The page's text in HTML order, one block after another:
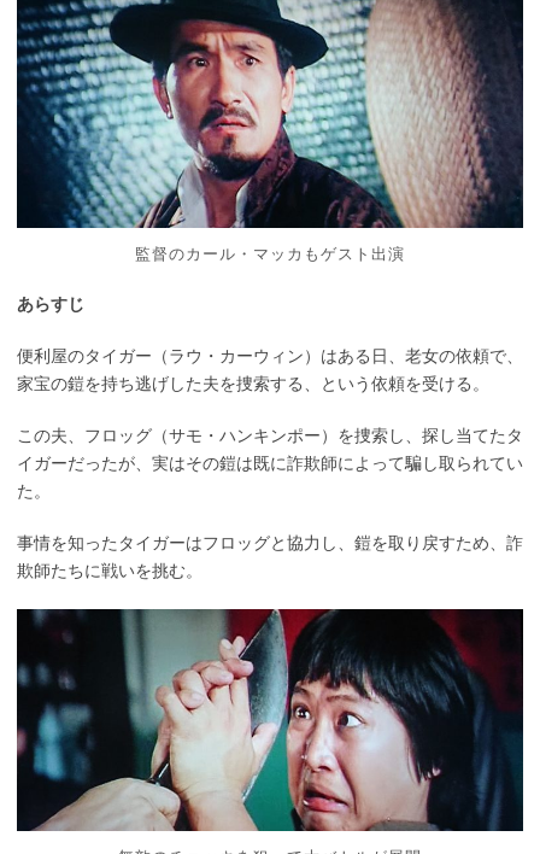
監督のカール・マッカもゲスト出演
あらすじ
便利屋のタイガー（ラウ・カーウィン）はある日、老女の依頼で、
家宝の鎧を持ち逃げした夫を捜索する、という依頼を受ける。
この夫、フロッグ（サモ・ハンキンポー）を捜索し、探し当てたタ
イガーだったが、実はその鎧は既に詐欺師によって騙し取られてい
た。
事情を知ったタイガーはフロッグと協力し、鎧を取り戻すため、詐
欺師たちに戦いを挑む。